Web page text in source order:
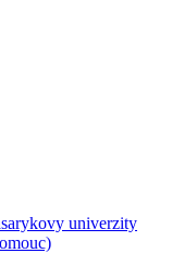
univerzity